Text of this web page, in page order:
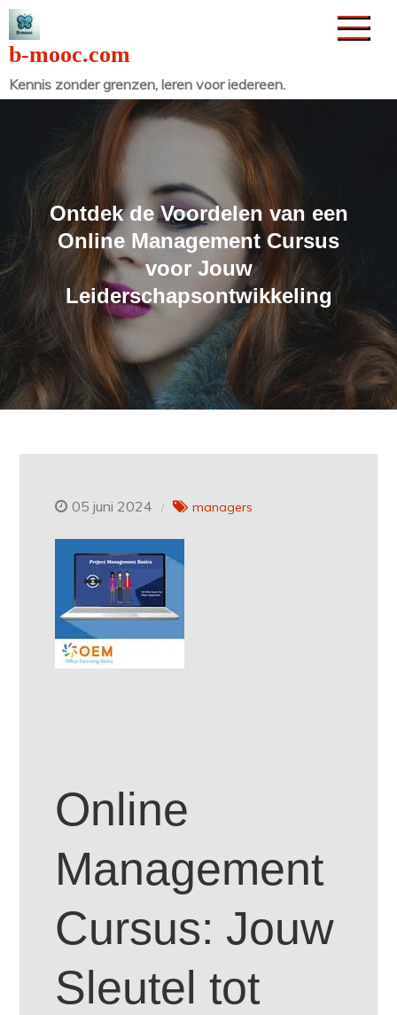
Naar
de
inhoud
gaan
b-mooc.com
Kennis zonder grenzen, leren voor iedereen.
Ontdek de Voordelen van een
Online Management Cursus
voor Jouw
Leiderschapsontwikkeling
05 juni 2024 managers
Online
Management
Cursus: Jouw
Sleutel tot